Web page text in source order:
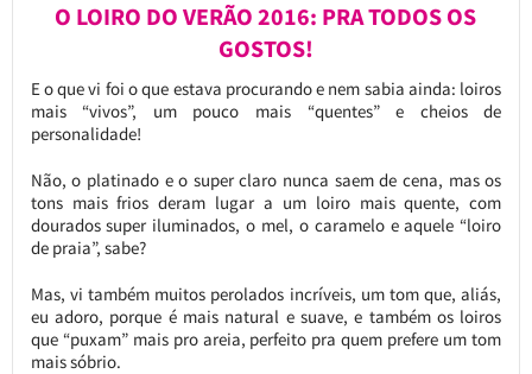
O LOIRO DO VERÃO 2016: PRA TODOS OS
GOSTOS!
E o que vi foi o que estava procurando e nem sabia ainda: loiros
mais “vivos”, um pouco mais “quentes” e cheios de
personalidade!
Não, o platinado e o super claro nunca saem de cena, mas os
tons mais frios deram lugar a um loiro mais quente, com
dourados super iluminados, o mel, o caramelo e aquele “loiro
de praia”, sabe?
Mas, vi também muitos perolados incríveis, um tom que, aliás,
eu adoro, porque é mais natural e suave, e também os loiros
que “puxam” mais pro areia, perfeito pra quem prefere um tom
mais sóbrio.